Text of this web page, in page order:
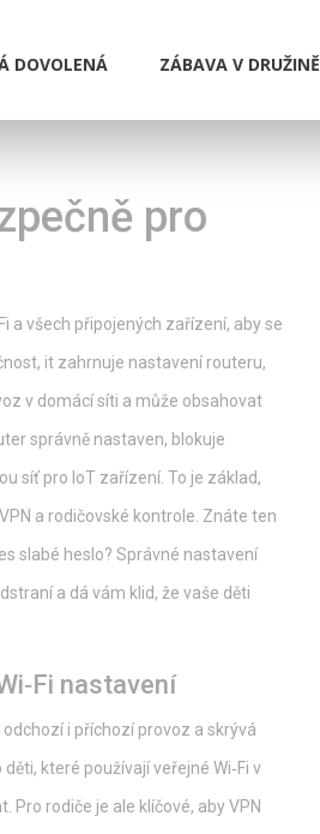
DOVOLENÁ ZÁBAVA V DRUŽINĚ
pro
a všech připojených zařízení, aby se
, it zahrnuje nastavení routeru,
v domácí síti a může obsahovat
správně nastaven, blokuje
síť pro IoT zařízení. To je základ,
a rodičovské kontrole. Znáte ten
slabé heslo? Správné nastavení
a dá vám klid, že vaše děti
nastavení
i příchozí provoz a skrývá
které používají veřejné Wi‑Fi v
rodiče je ale klíčové, aby VPN